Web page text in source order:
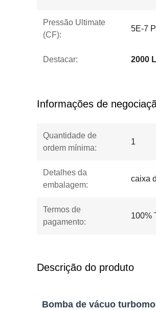
Pressão Ultimate
(CF):
5E-7
Destacar: 2000
Informações de
Quantidade de
ordem mínima:
1
Detalhes da
embalagem:
caixa
Termos de
pagamento:
100%
Descrição do produto
Bomba de vácuo